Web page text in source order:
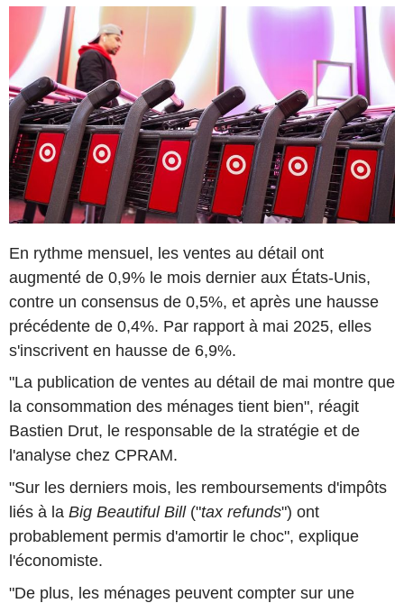
En rythme mensuel, les ventes au détail ont
augmenté de 0,9% le mois dernier aux États-Unis,
contre un consensus de 0,5%, et après une hausse
précédente de 0,4%. Par rapport à mai 2025, elles
s'inscrivent en hausse de 6,9%.
"La publication de ventes au détail de mai montre que
la consommation des ménages tient bien", réagit
Bastien Drut, le responsable de la stratégie et de
l'analyse chez CPRAM.
"Sur les derniers mois, les remboursements d'impôts
liés à la Big Beautiful Bill("tax refunds") ont
probablement permis d'amortir le choc", explique
l'économiste.
"De plus, les ménages peuvent compter sur une